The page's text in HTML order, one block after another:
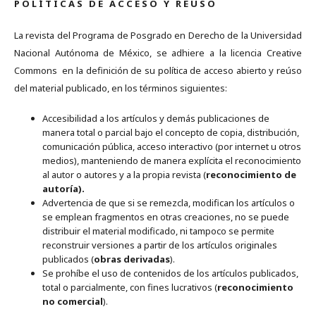
P O L Í T I C A S D E A C C E S O Y R E Ú S O
La revista del Programa de Posgrado en Derecho de la Universidad
Nacional Autónoma de México, se adhiere a la licencia Creative
Commons en la definición de su política de acceso abierto y reúso
del material publicado, en los términos siguientes:
Accesibilidad a los artículos y demás publicaciones de
manera total o parcial bajo el concepto de copia, distribución,
comunicación pública, acceso interactivo (por internet u otros
medios), manteniendo de manera explícita el reconocimiento
al autor o autores y a la propia revista (reconocimiento de
autoría).
Advertencia de que si se remezcla, modifican los artículos o
se emplean fragmentos en otras creaciones, no se puede
distribuir el material modificado, ni tampoco se permite
reconstruir versiones a partir de los artículos originales
publicados (obras derivadas).
Se prohíbe el uso de contenidos de los artículos publicados,
total o parcialmente, con fines lucrativos (reconocimiento
no comercial).